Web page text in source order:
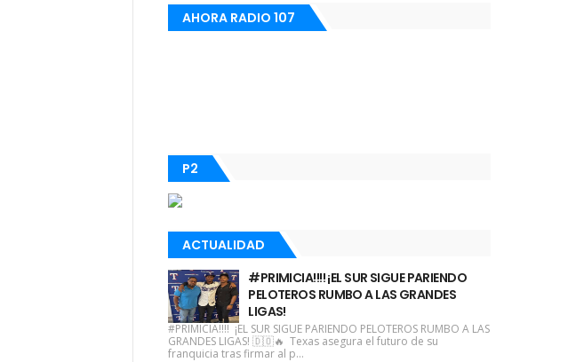
AHORA RADIO 107
P2
ACTUALIDAD
#PRIMICIA!!!! ¡EL SUR SIGUE PARIENDO
PELOTEROS RUMBO A LAS GRANDES
LIGAS!
#PRIMICIA!!!! ¡EL SUR SIGUE PARIENDO PELOTEROS RUMBO A LAS
GRANDES LIGAS! 🇩🇴🔥 Texas asegura el futuro de su
franquicia tras firmar al p...